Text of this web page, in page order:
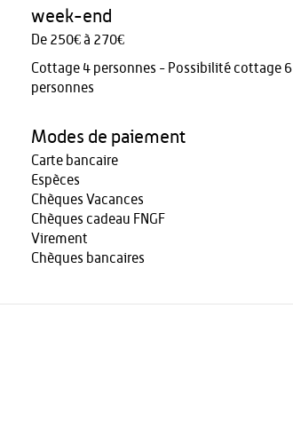
week-end
De 250€ à 270€
Cottage 4 personnes - Possibilité cottage 6
personnes
Modes de paiement
Carte bancaire
Espèces
Chèques Vacances
Chèques cadeau FNGF
Virement
Chèques bancaires